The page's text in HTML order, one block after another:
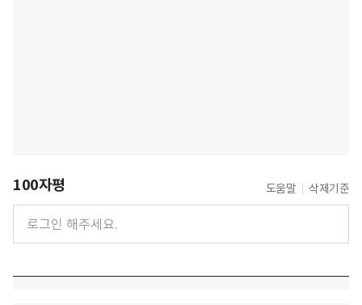
100자평 도움말 삭제기준